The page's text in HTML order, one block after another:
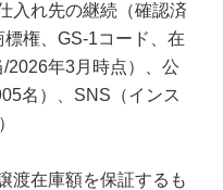
入れ先の継続（確認済
権、GS-1コード、在
2026年3月時点）、公
名）、SNS（インス
渡在庫額を保証するも